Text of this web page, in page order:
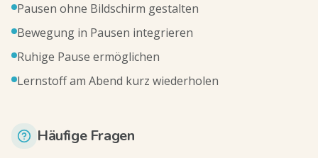
Pausen ohne Bildschirm gestalten
Bewegung in Pausen integrieren
Ruhige Pause ermöglichen
Lernstoff am Abend kurz wiederholen
Häufige Fragen